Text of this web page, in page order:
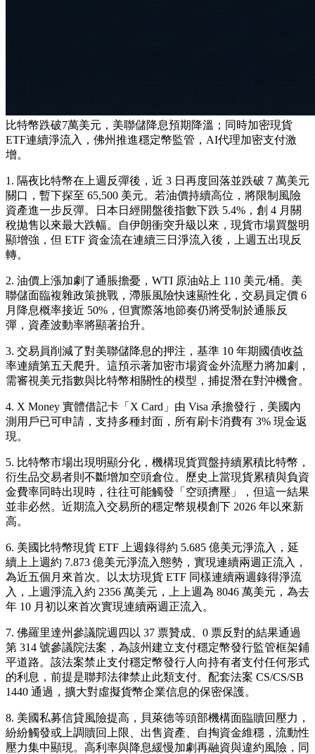
比特幣跌破7萬美元，美聯儲降息預期降溫；同時加密現貨
ETF連續淨流入，佛州推進穩定幣監管，AI代理加密支付激
增。
1. 隔夜比特幣在上週反彈後，近 3 日再度回落並跌破 7 萬美元
關口，暫下探至 65,500 美元。若油價持續高位，將限制風險
資產進一步反彈。日本日經開盤後指數下跌 5.4%，創 4 月關
稅拋售以來最大跌幅。自伊朗衝突升級以來，現貨市場買盤明
顯增強，但 ETF 資金流在連續三日淨流入後，上週五出現反
轉。
2. 油價上漲加劇了通脹擔憂，WTI 原油站上 110 美元/桶。美
聯儲面臨複雜政策挑戰，滯脹風險快速顯性化，交易員定價 6
月降息概率接近 50%，但實際落地節奏仍將受制於通脹反
彈，資產波動率將顯著抬升。
3. 交易員削減了對美聯儲降息的押注，基準 10 年期國債收益
率連續第五天爬升。這預示著加密市場資金外流壓力將加劇，
需審視美元指數與比特幣相關性的模型，捕捉潛在對沖機會。
4. X Money 實體借記卡「X Card」由 Visa 承擔發行，美國內
測用戶已可申請，支持多種封面，所有刷卡消費有 3% 現金返
現。
5. 比特幣市場出現明顯分化，機構現貨買盤持續累積比特幣，
衍生品交易者則不斷增加空頭倉位。歷史上當現貨累積與負資
金費率同時出現時，往往可能觸發「空頭擠壓」，但這一結果
並非必然。近期流入交易所的穩定幣規模創下 2026 年以來新
高。
6. 美國比特幣現貨 ETF 上週錄得約 5.685 億美元淨流入，延
續上上週約 7.873 億美元淨流入態勢，實現連續兩週正流入，
為近五個月來首次。以太坊現貨 ETF 同樣連續兩週錄得淨流
入，上週淨流入約 2356 萬美元，上上週為 8046 萬美元，為去
年 10 月初以來首次實現連續兩週正流入。
7. 佛羅里達州參議院週四以 37 票贊成、0 票反對的結果通過
第 314 號參議院法案，為該州建立支付穩定幣發行監管框架鋪
平道路。該法案禁止支付穩定幣發行人向持有者支付任何形式
的利息，前提是聯邦法律禁止此類支付。配套法案 CS/CS/SB
1440 通過，擴大對虛擬貨幣企業信息的保密保護。
8. 美國私募信貸風險提高，貝萊德等頭部機構面臨贖回壓力，
紛紛觸發或上調贖回上限、出售資產、自掏資金維穩，流動性
壓力集中顯現。高利率與降息緩慢加劇再融資與違約風險，同